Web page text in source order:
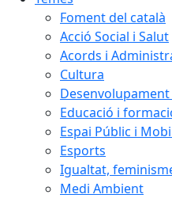
Foment del català
Acció Social i Salut
Acords i
Cultura
Educació i
Espai Públic i
Esports
Igualtat,
Medi Ambient